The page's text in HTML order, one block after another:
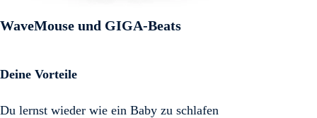
WaveMouse und GIGA-Beats
Deine Vorteile
Du lernst wieder wie ein Baby zu schlafen